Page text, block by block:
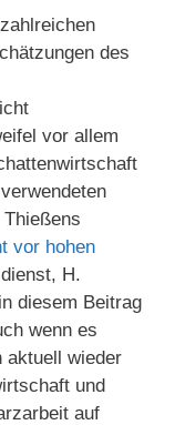
des
vor allem
vor hohen
H.
diesem Beitrag
wenn es
aktuell wieder
und
auf